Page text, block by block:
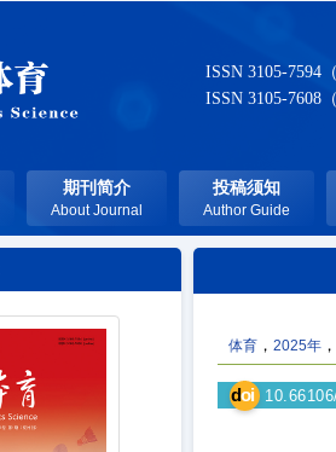
ISSN 3105-7594
ISSN 3105-7608
期刊简介
About Journal
投稿须知
Author Guide
体育， 2025年，
doi